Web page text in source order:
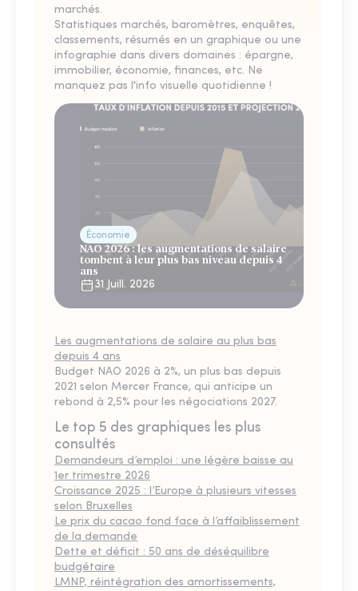
marchés.
Statistiques marchés, baromètres, enquêtes,
classements, résumés en un graphique ou une
infographie dans divers domaines : épargne,
immobilier, économie, finances, etc. Ne
manquez pas l'info visuelle quotidienne !
Économie
NAO 2026 : les augmentations de salaire
tombent à leur plus bas niveau depuis 4
ans
31 Juill. 2026
Les augmentations de salaire au plus bas
depuis 4 ans
Budget NAO 2026 à 2%, un plus bas depuis
2021 selon Mercer France, qui anticipe un
rebond à 2,5% pour les négociations 2027.
Le top 5 des graphiques les plus
consultés
Demandeurs d’emploi : une légère baisse au
1er trimestre 2026
Croissance 2025 : l’Europe à plusieurs vitesses
selon Bruxelles
Le prix du cacao fond face à l’affaiblissement
de la demande
Dette et déficit : 50 ans de déséquilibre
budgétaire
LMNP, réintégration des amortissements,